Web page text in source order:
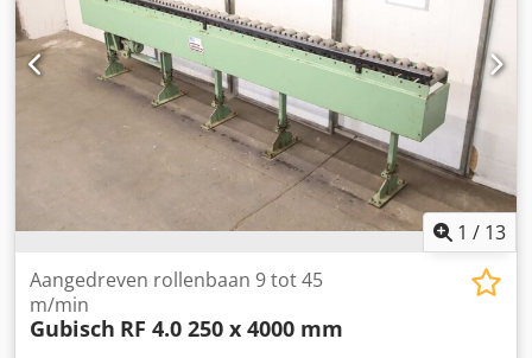
1 / 13
Aangedreven rollenbaan 9 tot 45
m/min
Gubisch RF 4.0 250 x 4000 mm